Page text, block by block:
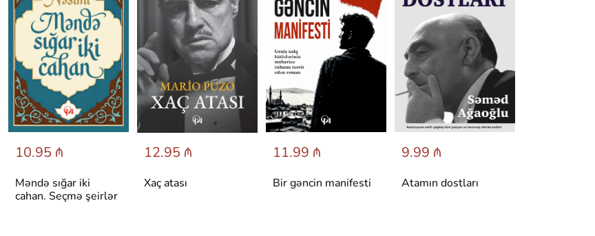
10.95 ₼
Məndə sığar iki
cahan. Seçmə şeirlər
12.95 ₼
Xaç atası
11.99 ₼
Bir gəncin manifesti
9.99 ₼
Atamın dostları